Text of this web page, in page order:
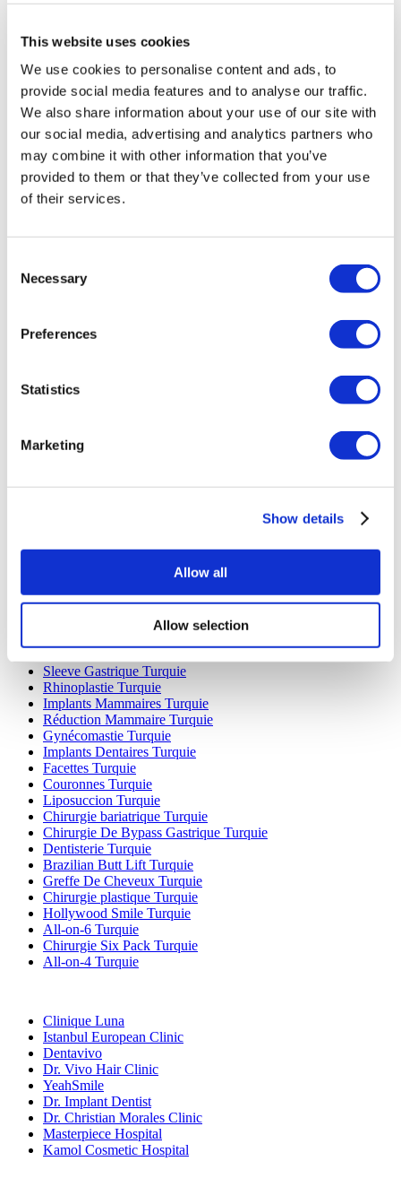
This website uses cookies
We use cookies to personalise content and ads, to
provide social media features and to analyse our traffic.
We also share information about your use of our site with
our social media, advertising and analytics partners who
may combine it with other information that you’ve
provided to them or that they’ve collected from your use
of their services.
Selection
Necessary
Preferences
Statistics
Marketing
Show details
Allow all
Allow selection
Tous les traitements sont effectués par un établissement de
santé certifié en tourisme de santé.
À propos de Nous
Comment Ça Marche
Guide Pré-Op
Auteurs & évaluateurs
Flymedi Programme de Parrainage
Plans De Paiement
Carrières
Blog
Termes et conditions
Politique d'annulation
Destinations Populaires
Mexico Cliniques
Hungary Cliniques
Sleeve Gastrique Turquie
Rhinoplastie Turquie
Implants Mammaires Turquie
Réduction Mammaire Turquie
Gynécomastie Turquie
Implants Dentaires Turquie
Facettes Turquie
Couronnes Turquie
Liposuccion Turquie
Chirurgie bariatrique Turquie
Chirurgie De Bypass Gastrique Turquie
Dentisterie Turquie
Brazilian Butt Lift Turquie
Greffe De Cheveux Turquie
Chirurgie plastique Turquie
Hollywood Smile Turquie
All-on-6 Turquie
Chirurgie Six Pack Turquie
All-on-4 Turquie
Clinique Luna
Istanbul European Clinic
Dentavivo
Dr. Vivo Hair Clinic
YeahSmile
Dr. Implant Dentist
Dr. Christian Morales Clinic
Masterpiece Hospital
Kamol Cosmetic Hospital